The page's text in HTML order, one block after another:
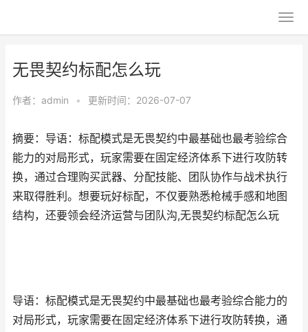
无畏契约标配怎么玩
作者： admin • 更新时间：2026-07-07
摘要：导语：标配模式是无畏契约中最基础也最考验综合
能力的对局形式，玩家需要在固定经济体系下进行攻防转
换，通过合理购买武器、分配技能、团队协作与战术执行
来取得胜利。想要玩好标配，不仅要熟悉枪械手感和地图
结构，还要领会经济运营与团队沟,无畏契约标配怎么玩
导语：标配模式是无畏契约中最基础也最考验综合能力的
对局形式，玩家需要在固定经济体系下进行攻防转换，通